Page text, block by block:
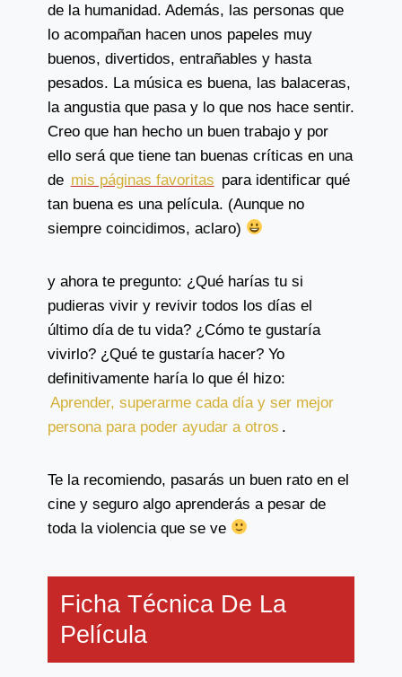
de la humanidad. Además, las personas que
lo acompañan hacen unos papeles muy
buenos, divertidos, entrañables y hasta
pesados. La música es buena, las balaceras,
la angustia que pasa y lo que nos hace sentir.
Creo que han hecho un buen trabajo y por
ello será que tiene tan buenas críticas en una
de mis páginas favoritas para identificar qué
tan buena es una película. (Aunque no
siempre coincidimos, aclaro)
y ahora te pregunto: ¿Qué harías tu si
pudieras vivir y revivir todos los días el
último día de tu vida? ¿Cómo te gustaría
vivirlo? ¿Qué te gustaría hacer? Yo
definitivamente haría lo que él hizo:
Aprender, superarme cada día y ser mejor
persona para poder ayudar a otros .
Te la recomiendo, pasarás un buen rato en el
cine y seguro algo aprenderás a pesar de
toda la violencia que se ve
Ficha Técnica De La
Película